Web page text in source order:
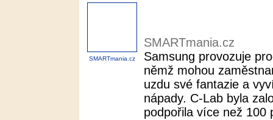
SMARTmania.cz
SMARTmania.cz
Samsung provozuje
němž mohou
uzdu své fantazie a
nápady. C-Lab byla
podpořila více než 100